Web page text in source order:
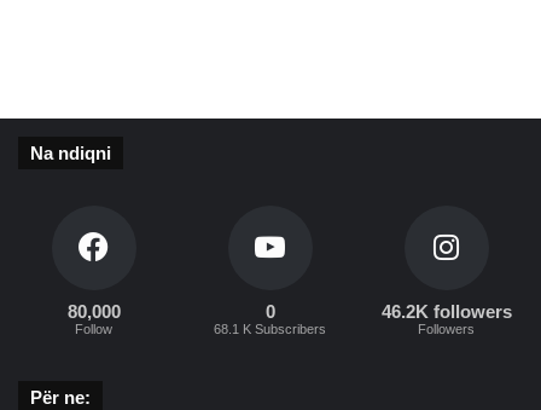
Na ndiqni
80,000
Follow
0
68.1 K Subscribers
46.2K followers
Followers
Për ne: